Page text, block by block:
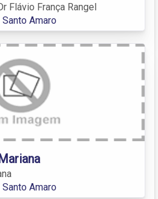
Flávio França Rangel
Amaro
Amaro